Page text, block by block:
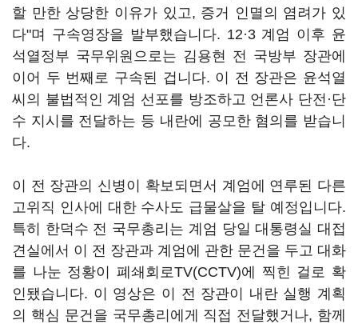
할 만한 상당한 이유가 있고, 증거 인멸의 염려가 있
다"며 구속영장을 발부했습니다. 12·3 계엄 이후 윤
석열정부 국무위원으로는 김용현 전 국방부 장관에
이어 두 번째로 구속된 겁니다. 이 전 장관은 윤석열
씨의 불법적인 계엄 선포를 방조하고 언론사 단전·단
수 지시를 전달하는 등 내란에 공모한 혐의를 받습니
다.
이 전 장관의 신병이 확보되면서 계엄에 연루된 다른
고위직 인사에 대한 수사도 급물살을 탈 예정입니다.
특히 한덕수 전 국무총리는 계엄 당일 대통령실 대접
견실에서 이 전 장관과 계엄에 관한 문건을 두고 대화
를 나눈 정황이 폐쇄회로TV(CCTV)에 찍힌 걸로 확
인됐습니다. 이 영상은 이 전 장관이 내란 실행 계획
의 핵심 문건을 국무총리에게 직접 전달했거나, 함께